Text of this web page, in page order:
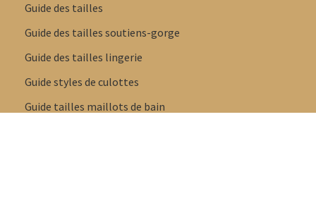
Guide des tailles
Guide des tailles soutiens-gorge
Guide des tailles lingerie
Guide styles de culottes
Guide tailles maillots de bain